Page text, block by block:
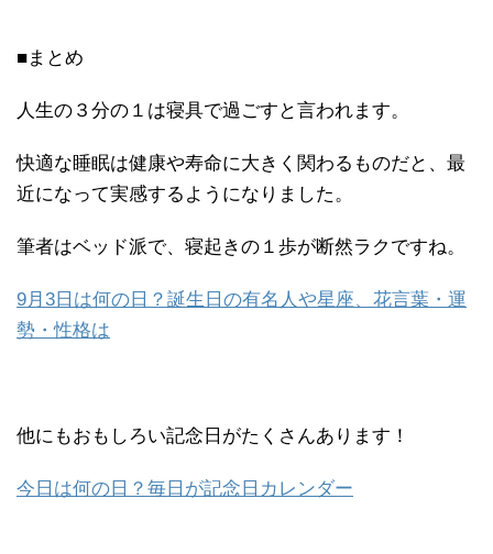
■まとめ
人生の３分の１は寝具で過ごすと言われます。
快適な睡眠は健康や寿命に大きく関わるものだと、最
近になって実感するようになりました。
筆者はベッド派で、寝起きの１歩が断然ラクですね。
9月3日は何の日？誕生日の有名人や星座、花言葉・運
勢・性格は
他にもおもしろい記念日がたくさんあります！
今日は何の日？毎日が記念日カレンダー